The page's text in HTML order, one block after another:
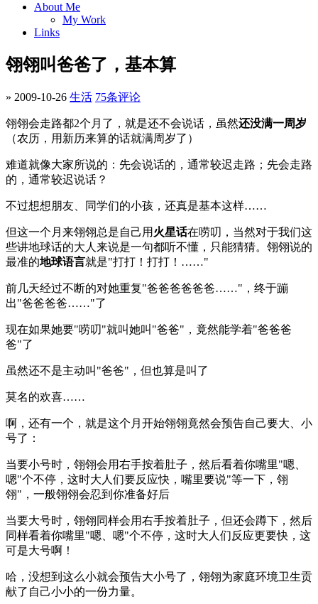
About Me
My Work
Links
翎翎叫爸爸了，基本算
» 2009-10-26 生活 75条评论
翎翎会走路都2个月了，就是还不会说话，虽然还没满一周岁
（农历，用新历来算的话就满周岁了）
难道就像大家所说的：先会说话的，通常较迟走路；先会走路
的，通常较迟说话？
不过想想朋友、同学们的小孩，还真是基本这样……
但这一个月来翎翎总是自己用 火星话在唠叨，当然对于我们这
些讲地球话的大人来说是一句都听不懂，只能猜猜。翎翎说的
最准的地球语言就是"打打！打打！……"
前几天经过不断的对她重复"爸爸爸爸爸爸……"，终于蹦
出"爸爸爸爸……"了
现在如果她要"唠叨"就叫她叫"爸爸"，竟然能学着"爸爸爸
爸"了
虽然还不是主动叫"爸爸"，但也算是叫了
莫名的欢喜……
啊，还有一个，就是这个月开始翎翎竟然会预告自己要大、小
号了：
当要小号时，翎翎会用右手按着肚子，然后看着你嘴里"嗯、
嗯"个不停，这时大人们要反应快，嘴里要说"等一下，翎
翎"，一般翎翎会忍到你准备好后
当要大号时，翎翎同样会用右手按着肚子，但还会蹲下，然后
同样看着你嘴里"嗯、嗯"个不停，这时大人们反应更要快，这
可是大号啊！
哈，没想到这么小就会预告大小号了，翎翎为家庭环境卫生贡
献了自己小小的一份力量。